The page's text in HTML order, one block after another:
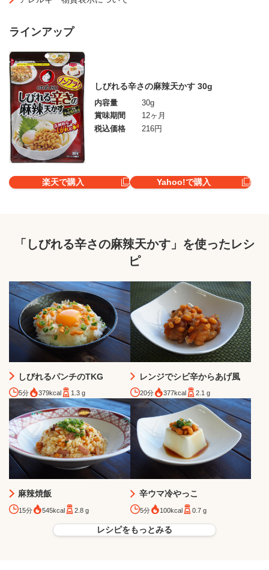
ラインアップ
しびれる辛さの麻辣天かす 30g
内容量
30g
賞味期間
12ヶ月
税込価格
216円
楽天で購入 Yahoo!で購入
「しびれる辛さの麻辣天かす」を使ったレシ
ピ
しびれるパンチのTKG
5分 379kcal 1.3 g
レンジでシビ辛からあげ風
20分 377kcal 2.1 g
麻辣焼飯
15分 545kcal 2.8 g
辛ウマ冷やっこ
5分 100kcal 0.7 g
レシピをもっとみる